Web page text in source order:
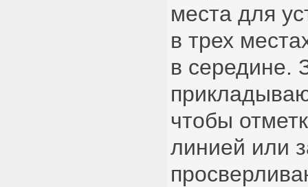
места для
в трех
в середине.
чтобы
линией или